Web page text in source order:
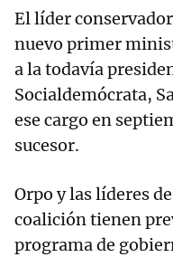
El líder
nuevo primer
a la todavía
Socialdemócrata,
ese cargo en
sucesor.
Orpo y las líderes
coalición tienen
programa de